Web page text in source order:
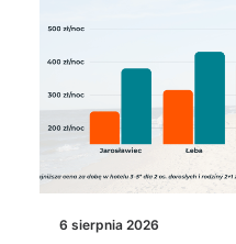
6 sierpnia 2026